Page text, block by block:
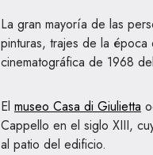
La gran mayoría de las
pinturas, trajes de la época
cinematográfica de 1968
El museo Casa di Giulietta
Cappello en el siglo XIII,
al patio del edificio.